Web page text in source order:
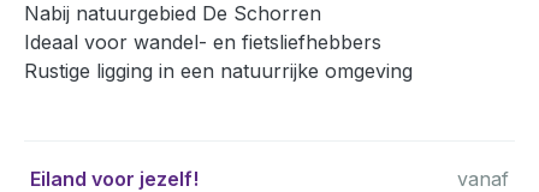
Nabij natuurgebied De Schorren
Ideaal voor wandel- en fietsliefhebbers
Rustige ligging in een natuurrijke omgeving
Eiland voor jezelf! vanaf